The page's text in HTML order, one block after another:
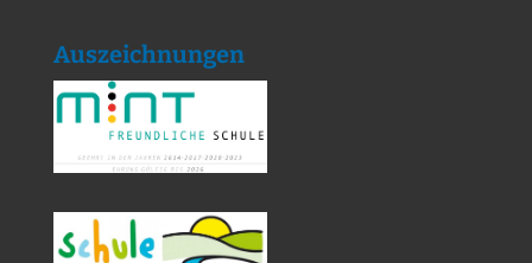
Auszeichnungen